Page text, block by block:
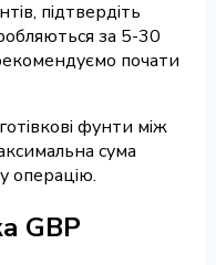
підтвердіть
за 5-30
почати
фунти між
сума
операцію.
GBP